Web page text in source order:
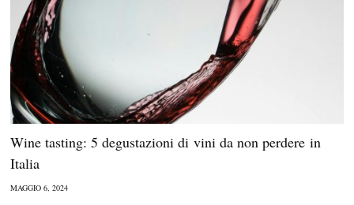
Wine tasting: 5 degustazioni di vini da non perdere in
Italia
MAGGIO 6, 2024